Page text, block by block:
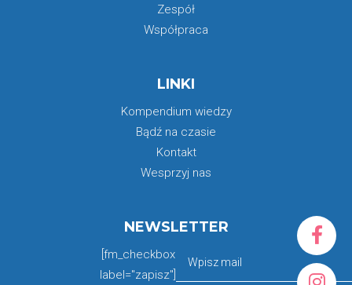
Zespół
Współpraca
LINKI
Kompendium wiedzy
Bądź na czasie
Kontakt
Wesprzyj nas
NEWSLETTER
[fm_checkbox
label="zapisz"]